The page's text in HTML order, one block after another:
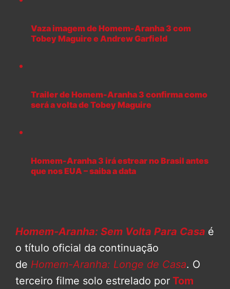
Vaza imagem de Homem-Aranha 3 com
Tobey Maguire e Andrew Garfield
Trailer de Homem-Aranha 3 confirma como
será a volta de Tobey Maguire
Homem-Aranha 3 irá estrear no Brasil antes
que nos EUA – saiba a data
Homem-Aranha: Sem Volta Para Casa é
o título oficial da continuação
de Homem-Aranha: Longe de Casa. O
terceiro filme solo estrelado por Tom